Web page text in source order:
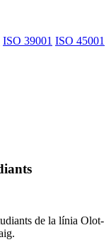
ISO 39001 ISO 45001
de la línia Olot-